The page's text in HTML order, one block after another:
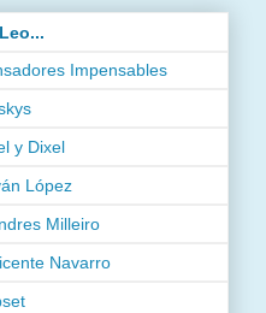
Impensables
y Dixel
López
Milleiro
Navarro